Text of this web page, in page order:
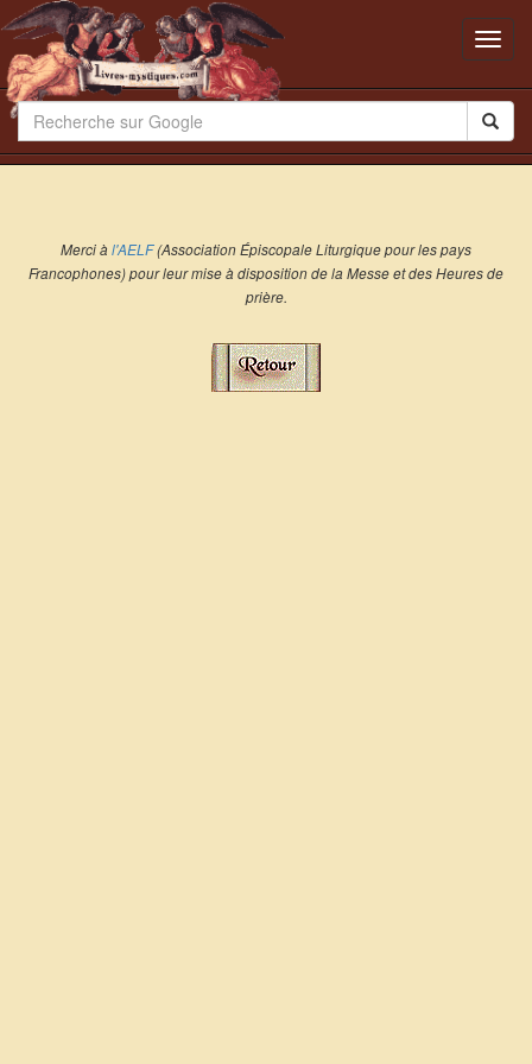
Merci à l'AELF(Association Épiscopale Liturgique pour les pays
Francophones) pour leur mise à disposition de la Messe et des Heures de
prière.